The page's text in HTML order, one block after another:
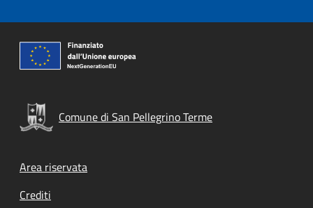
Comune di San Pellegrino Terme
Footer menu
Area riservata
Crediti